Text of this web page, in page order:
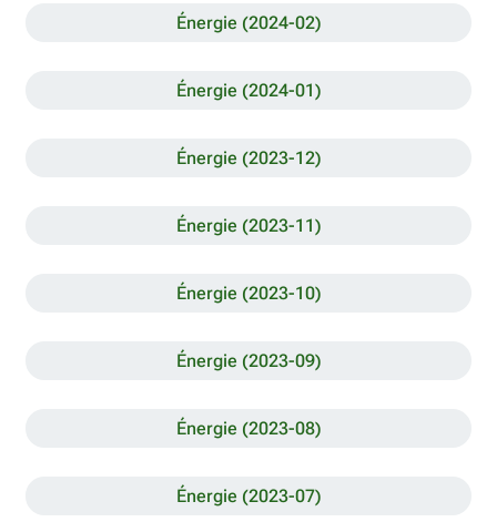
Énergie (2024-02)
Énergie (2024-01)
Énergie (2023-12)
Énergie (2023-11)
Énergie (2023-10)
Énergie (2023-09)
Énergie (2023-08)
Énergie (2023-07)